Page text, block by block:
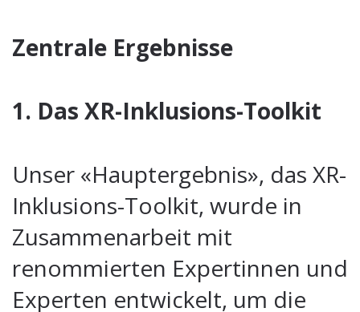
Zentrale Ergebnisse
1. Das XR-Inklusions-Toolkit
Unser «Hauptergebnis», das XR-
Inklusions-Toolkit, wurde in
Zusammenarbeit mit
renommierten Expertinnen und
Experten entwickelt, um die